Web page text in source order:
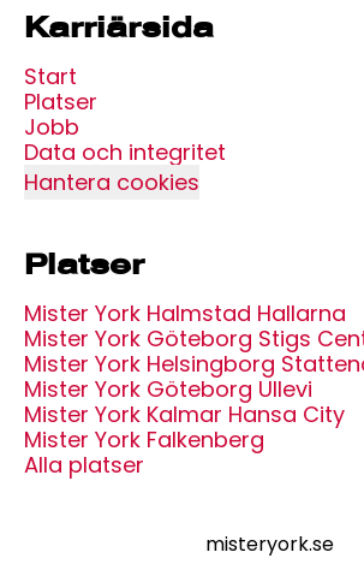
Karriärsida
Start
Platser
Jobb
Data och integritet
Hantera cookies
Platser
Mister York Halmstad Hallarna
Mister York Göteborg Stigs
Mister York Helsingborg
Mister York Göteborg Ullevi
Mister York Kalmar Hansa City
Mister York Falkenberg
Alla platser
misteryork.se